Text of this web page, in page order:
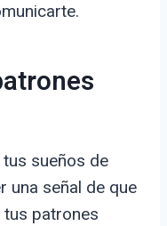
sueños de
una señal de que
patrones